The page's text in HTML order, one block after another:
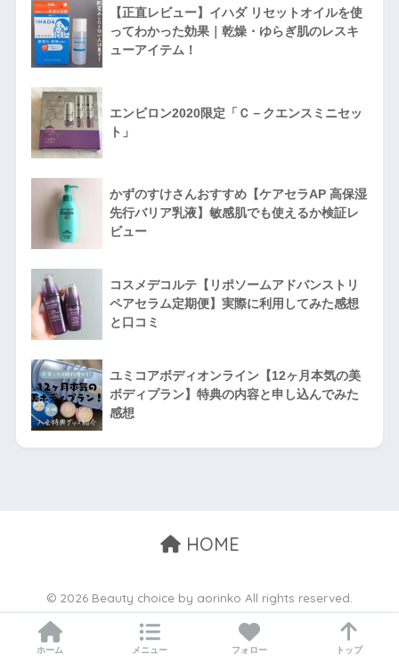
【正直レビュー】イハダ リセットオイルを使
ってわかった効果｜乾燥・ゆらぎ肌のレスキ
ューアイテム！
エンビロン2020限定「Ｃ－クエンスミニセッ
ト」
かずのすけさんおすすめ【ケアセラAP 高保湿
先行バリア乳液】敏感肌でも使えるか検証レ
ビュー
コスメデコルテ【リポソームアドバンストリ
ペアセラム定期便】実際に利用してみた感想
と口コミ
ユミコアボディオンライン【12ヶ月本気の美
ボディプラン】特典の内容と申し込んでみた
感想
HOME
© 2026 Beauty choice by aorinko All rights reserved.
ホーム メニュー フォロー トップ